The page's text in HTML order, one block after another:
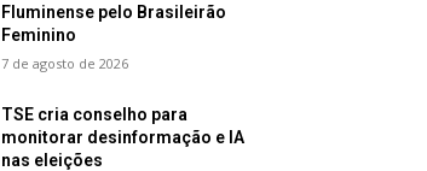
Fluminense pelo Brasileirão
Feminino
7 de agosto de 2026
TSE cria conselho para
monitorar desinformação e IA
nas eleições